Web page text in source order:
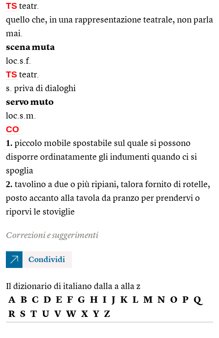
TS teatr.
quello che, in una rappresentazione teatrale, non parla
mai.
scena muta
loc.s.f.
TS teatr.
s. priva di dialoghi
servo muto
loc.s.m.
CO
1. piccolo mobile spostabile sul quale si possono
disporre ordinatamente gli indumenti quando ci si
spoglia
2. tavolino a due o più ripiani, talora fornito di rotelle,
posto accanto alla tavola da pranzo per prendervi o
riporvi le stoviglie
Correzioni e suggerimenti
Condividi
Il dizionario di italiano dalla a alla z
A B C D E F G H I J K L M N O P Q
R S T U V W X Y Z